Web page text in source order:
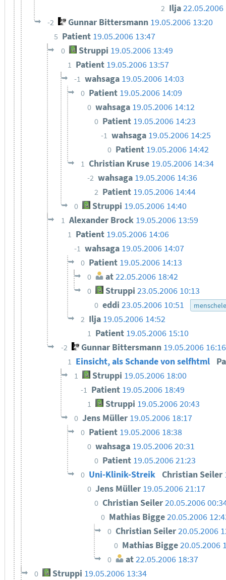
2 Ilja22.05.2006
-2 Gunnar Bittersmann 19.05.2006 13:20
5 Patient 19.05.2006 13:47
0 Struppi 19.05.2006 13:49
1 Patient 19.05.2006 13:57
-1 wahsaga 19.05.2006 14:03
0 Patient 19.05.2006 14:09
0 wahsaga 19.05.2006 14:12
0 Patient 19.05.2006 14:23
-1 wahsaga 19.05.2006 14:25
0 Patient 19.05.2006 14:42
1 Christian Kruse 19.05.2006 14:34
-2 wahsaga 19.05.2006 14:36
2 Patient 19.05.2006 14:44
0 Struppi 19.05.2006 14:40
1 Alexander Brock 19.05.2006 13:59
1 Patient 19.05.2006 14:06
-1 wahsaga 19.05.2006 14:07
0 Patient 19.05.2006 14:13
0 at22.05.2006 18:42
0 Struppi 23.05.2006 10:13
0 eddi 23.05.2006 10:51
2 Ilja 19.05.2006 14:52
1 Patient 19.05.2006 15:10
-2 Gunnar Bittersmann 19.05.2006 16:16
1 Einsicht, als Schande von selfhtml
1 Struppi 19.05.2006 18:00
-1 Patient 19.05.2006 18:49
1 Struppi 19.05.2006 20:43
0 Jens Müller 19.05.2006 18:17
0 Patient 19.05.2006 18:38
0 wahsaga 19.05.2006 20:31
0 Patient 19.05.2006 21:23
0 Uni-Klinik-Streik Christian Seiler
0 Jens Müller 19.05.2006 21:17
0 Christian Seiler20.05.2006
0 Mathias Bigge20.05.2006
0 Christian Seiler20.05.2006
0 Mathias Bigge20.05.2006
0 at22.05.2006 18:37
0 Struppi 19.05.2006 13:34